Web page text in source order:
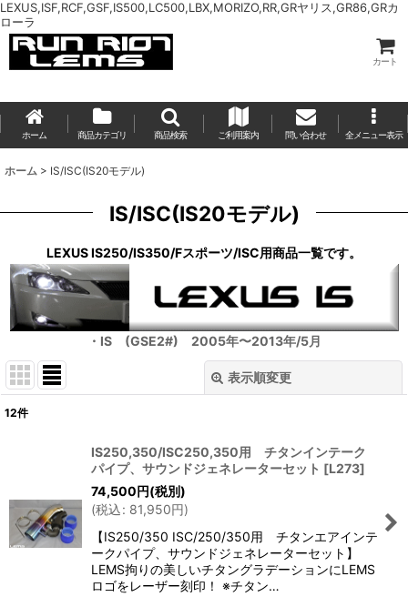
LEXUS,ISF,RCF,GSF,IS500,LC500,LBX,MORIZO,RR,GRヤリス,GR86,GRカ
ローラ
カート
ホーム 商品カテゴリ 商品検索 ご利用案内 問い合わせ 全メニュー表示
ホーム > IS/ISC(IS20モデル)
IS/ISC(IS20モデル)
LEXUS IS250/IS350/Fスポーツ/ISC用商品一覧です。
・IS (GSE2#) 2005年〜2013年/5月
表示順変更
並び順:
絞り込む
12件
IS250,350/ISC250,350用 チタンインテーク
パイプ、サウンドジェネレーターセット [L273]
74,500円(税別)
(税込: 81,950円)
【IS250/350 ISC/250/350用 チタンエアインテ
ークパイプ、サウンドジェネレーターセット】
LEMS拘りの美しいチタングラデーションにLEMS
ロゴをレーザー刻印！ ※チタン…